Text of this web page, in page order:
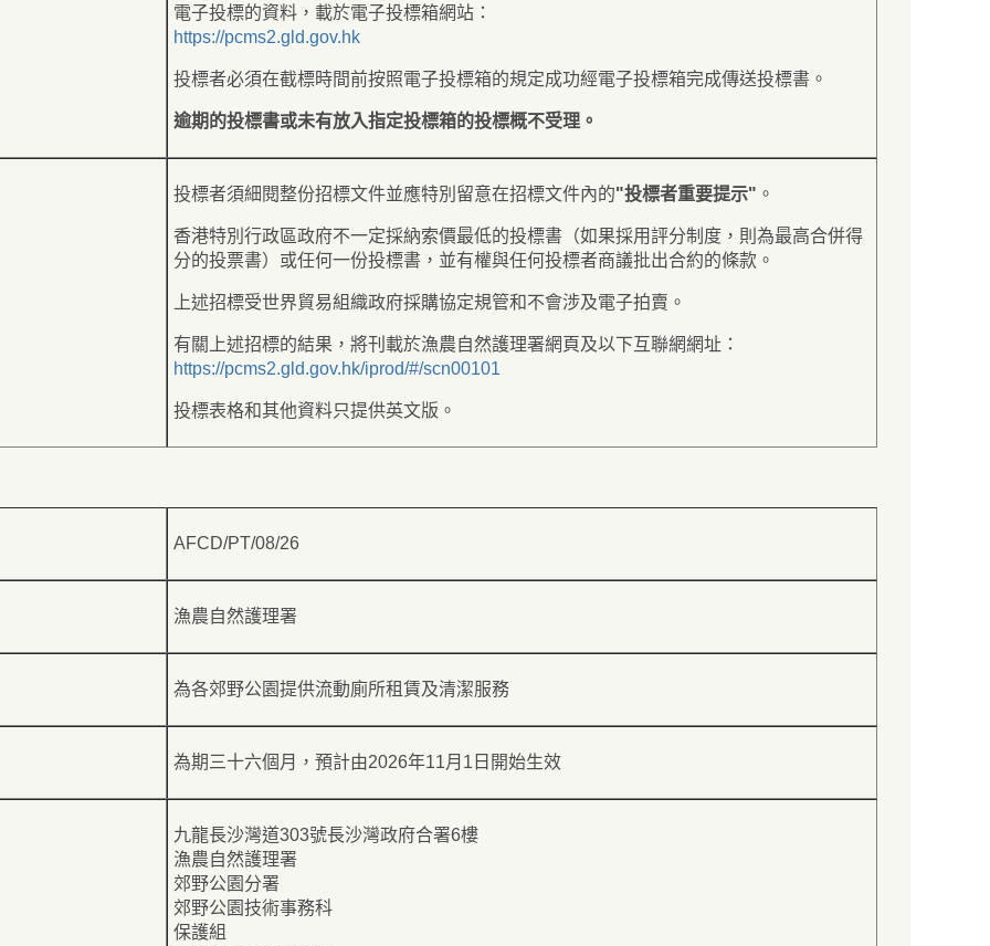
電子投標的資料，載於電子投標箱網站：
https://pcms2.gld.gov.hk
投標者必須在截標時間前按照電子投標箱的規定成功經電子投標箱完成傳送投標書。
逾期的投標書或未有放入指定投標箱的投標概不受理。
投標者須細閱整份招標文件並應特別留意在招標文件內的"投標者重要提示" 。
香港特別行政區政府不一定採納索價最低的投標書（如果採用評分制度，則為最高合併得
分的投票書）或任何一份投標書，並有權與任何投標者商議批出合約的條款。
上述招標受世界貿易組織政府採購協定規管和不會涉及電子拍賣。
有關上述招標的結果，將刊載於漁農自然護理署網頁及以下互聯網網址：
https://pcms2.gld.gov.hk/iprod/#/scn00101
投標表格和其他資料只提供英文版。
AFCD/PT/08/26
漁農自然護理署
為各郊野公園提供流動廁所租賃及清潔服務
為期三十六個月，預計由2026年11月1日開始生效
九龍長沙灣道303號長沙灣政府合署6樓
漁農自然護理署
郊野公園分署
郊野公園技術事務科
保護組